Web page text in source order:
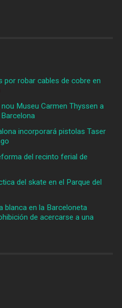
por robar cables de cobre en
Museu Carmen Thyssen a
incorporará pistolas Taser
del recinto ferial de
del skate en el Parque del
blanca en la Barceloneta
de acercarse a una